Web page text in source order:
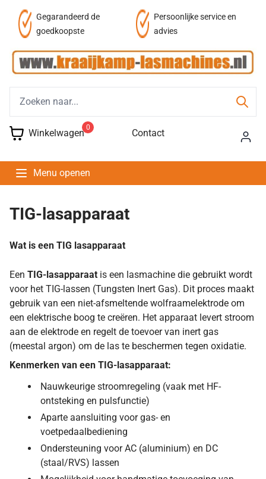
Gegarandeerd de
goedkoopste
Persoonlijke service en
advies
Winkelwagen 0 Contact
Menu openen
TIG-lasapparaat
Wat is een TIG lasapparaat
Een TIG-lasapparaat is een lasmachine die gebruikt wordt
voor het TIG-lassen (Tungsten Inert Gas). Dit proces maakt
gebruik van een niet-afsmeltende wolfraamelektrode om
een elektrische boog te creëren. Het apparaat levert stroom
aan de elektrode en regelt de toevoer van inert gas
(meestal argon) om de las te beschermen tegen oxidatie.
Kenmerken van een TIG-lasapparaat:
Nauwkeurige stroomregeling (vaak met HF-
ontsteking en pulsfunctie)
Aparte aansluiting voor gas- en
voetpedaalbediening
Ondersteuning voor AC (aluminium) en DC
(staal/RVS) lassen